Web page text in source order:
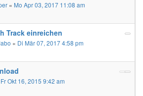
« Mo Apr 03, 2017 11:08 am
Track einreichen
« Di Mär 07, 2017 4:58 pm
Fr Okt 16, 2015 9:42 am